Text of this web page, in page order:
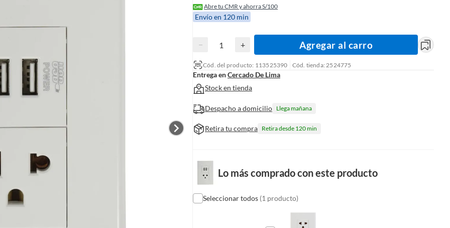
Abre tu CMR y ahorra S/100
Envío en 120 min
− + Agregar al carro
Cód. del producto: 113525390 Cód. tienda: 2524775
Entrega enCercado De Lima
Stock en tienda
Despacho a domicilio Llega mañana
Retira tu compra Retira desde 120 min
Lo más comprado con este producto
Seleccionar todos (1 producto)